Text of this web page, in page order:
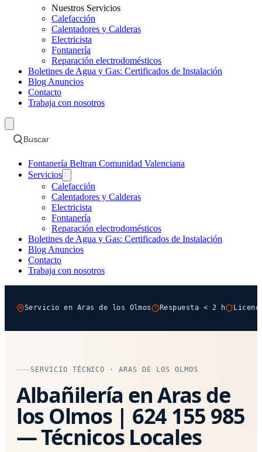
Nuestros Servicios
Calefacción
Calentadores y Calderas
Electricista
Fontanería
Reparación electrodomésticos
Boletines de Agua y Gas: Certificados de Instalación
Blog Anuncios
Contacto
Trabaja con nosotros
Buscar
Fontanería Beltran Comunidad Valenciana
Servicios
Calefacción
Calentadores y Calderas
Electricista
Fontanería
Reparación electrodomésticos
Boletines de Agua y Gas: Certificados de Instalación
Blog Anuncios
Contacto
Trabaja con nosotros
Servicio en Aras de los Olmos Respuesta < 2 h
SERVICIO TÉCNICO · ARAS DE LOS OLMOS
Albañilería en Aras de
los Olmos | 624 155 985
— Técnicos Locales